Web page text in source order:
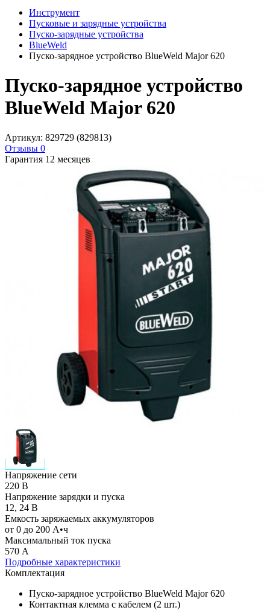
Инструмент
Пусковые и зарядные устройства
Пуско-зарядные устройства
BlueWeld
Пуско-зарядное устройство BlueWeld Major 620
Пуско-зарядное устройство
BlueWeld Major 620
Артикул: 829729 (829813)
Отзывы 0
Гарантия 12 месяцев
Напряжение сети
220 В
Напряжение зарядки и пуска
12, 24 В
Емкость заряжаемых аккумуляторов
от 0 до 200 А•ч
Максимальный ток пуска
570 А
Подробные характеристики
Комплектация
Пуско-зарядное устройство BlueWeld Major 620
Контактная клемма с кабелем (2 шт.)